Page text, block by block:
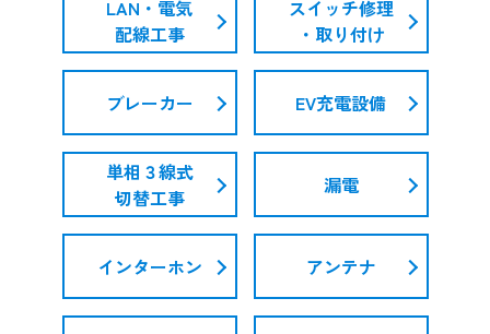
LAN・電気
配線工事
スイッチ修理
・取り付け
ブレーカー EV充電設備
単相３線式
切替工事
漏電
インターホン アンテナ